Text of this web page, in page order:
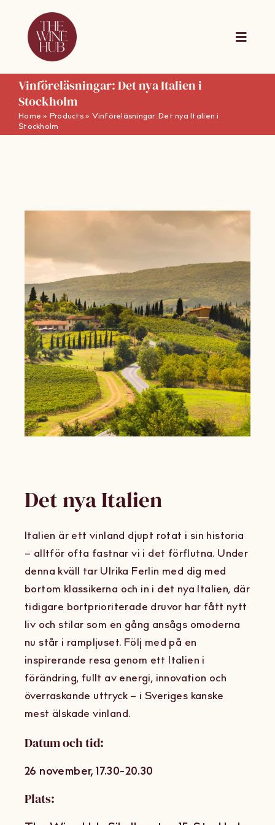
content
Toggle
The Wine Hub Online
Utbildningar
Kalender
Om Oss
Kontakt
Vinföreläsningar: Det nya Italien i
Stockholm
Home » Products» Vinföreläsningar: Det nya Italien i
Stockholm
Det nya Italien
Italien är ett vinland djupt rotat i sin historia
– alltför ofta fastnar vi i det förflutna. Under
denna kväll tar Ulrika Ferlin med dig med
bortom klassikerna och in i det nya Italien, där
tidigare bortprioriterade druvor har fått nytt
liv och stilar som en gång ansågs omoderna
nu står i rampljuset. Följ med på en
inspirerande resa genom ett Italien i
förändring, fullt av energi, innovation och
överraskande uttryck – i Sveriges kanske
mest älskade vinland.
Datum och tid:
26 november, 17.30-20.30
Plats: